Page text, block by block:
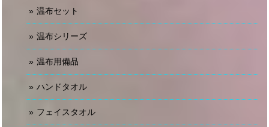
温布セット
温布シリーズ
温布用備品
ハンドタオル
フェイスタオル